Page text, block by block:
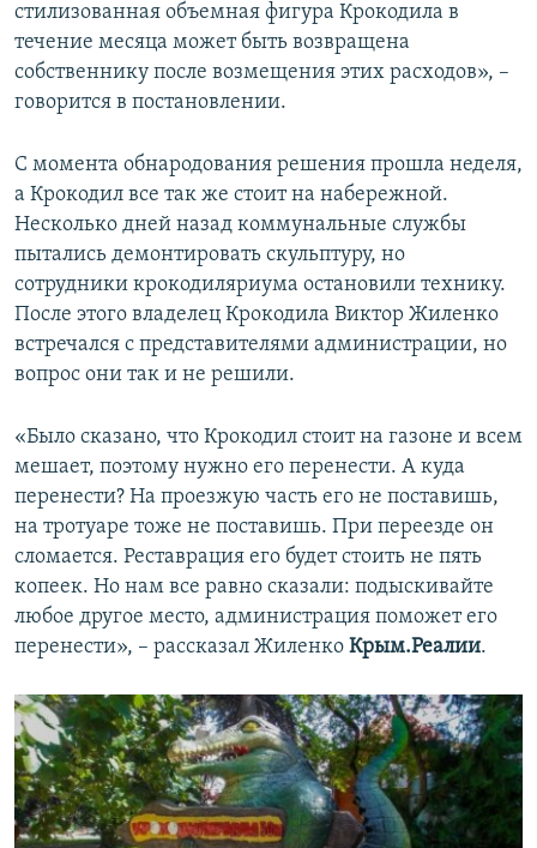
стилизованная объемная фигура Крокодила в
течение месяца может быть возвращена
собственнику после возмещения этих расходов», –
говорится в постановлении.
С момента обнародования решения прошла неделя,
а Крокодил все так же стоит на набережной.
Несколько дней назад коммунальные службы
пытались демонтировать скульптуру, но
сотрудники крокодиляриума остановили технику.
После этого владелец Крокодила Виктор Жиленко
встречался с представителями администрации, но
вопрос они так и не решили.
«Было сказано, что Крокодил стоит на газоне и всем
мешает, поэтому нужно его перенести. А куда
перенести? На проезжую часть его не поставишь,
на тротуаре тоже не поставишь. При переезде он
сломается. Реставрация его будет стоить не пять
копеек. Но нам все равно сказали: подыскивайте
любое другое место, администрация поможет его
перенести», – рассказал Жиленко Крым.Реалии.